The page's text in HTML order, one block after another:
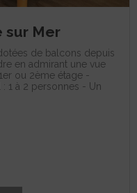
sur Mer
de balcons depuis
en admirant une vue
ou 2ème étage -
1 à 2 personnes - Un